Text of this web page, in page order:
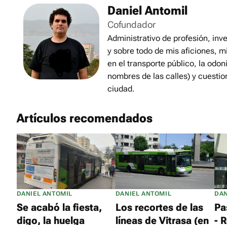
Daniel Antomil
Cofundador
Administrativo de profesión,
y sobre todo de mis aficiones,
en el transporte público, la
nombres de las calles) y
ciudad.
Artículos recomendados
DANIEL ANTOMIL
Se acabó la fiesta,
digo, la huelga
DANIEL ANTOMIL
Los recortes de las
líneas de Vitrasa (en -